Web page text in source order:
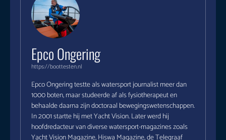
Epco Ongering
https://boottesten.nl
Epco Ongering testte als watersport journalist meer dan
1000 boten, maar studeerde af als fysiotherapeut en
behaalde daarna zijn doctoraal bewegingswetenschappen.
In 2001 startte hij met Yacht Vision. Later werd hij
hoofdredacteur van diverse watersport-magazines zoals